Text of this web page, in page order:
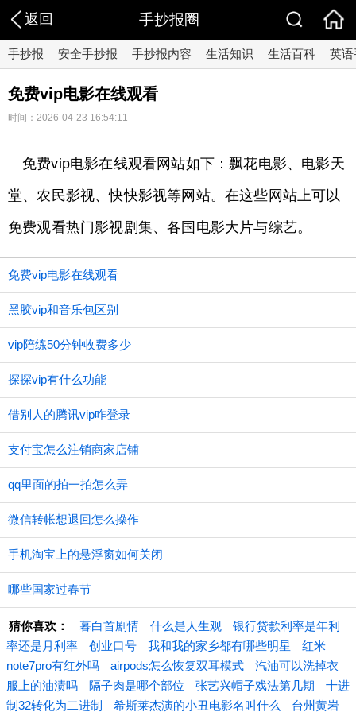
返回 手抄报圈
手抄报 安全手抄报 手抄报内容 生活知识 生活百科 英
免费vip电影在线观看
时间：2026-04-23 16:54:11
免费vip电影在线观看网站如下：飘花电影、电影天
堂、农民影视、快快影视等网站。在这些网站上可以
免费观看热门影视剧集、各国电影大片与综艺。
免费vip电影在线观看
黑胶vip和音乐包区别
vip陪练50分钟收费多少
探探vip有什么功能
借别人的腾讯vip咋登录
支付宝怎么注销商家店铺
qq里面的拍一拍怎么弄
微信转帐想退回怎么操作
手机淘宝上的悬浮窗如何关闭
哪些国家过春节
猜你喜欢： 暮白首剧情 什么是人生观
银行贷款利率是年利
率还是月利率
创业口号 我和我的家乡都有哪些明星
红米
note7pro有红外吗
airpods怎么恢复双耳模式
汽油可以洗掉衣
服上的油渍吗
隔子肉是哪个部位 张艺兴帽子戏法第几期
十进
制32转化为二进制
希斯莱杰演的小丑电影名叫什么 台州黄岩